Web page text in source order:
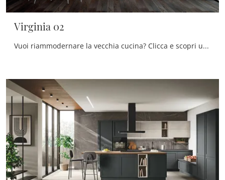
Virginia 02
Vuoi riammodernare la vecchia cucina? Clicca e scopri un ricco catalogo di soluzioni classiche con isola: Virginia 02 ti aspetta!